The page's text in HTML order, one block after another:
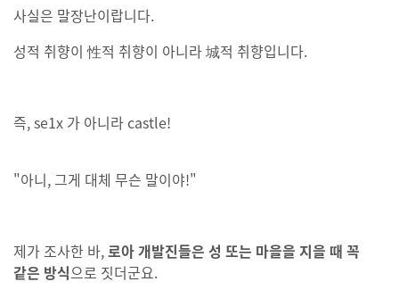
사실은 말장난이랍니다.
성적 취향이 性적 취향이 아니라 城적 취향입니다.
즉, se1x 가 아니라 castle!
"아니, 그게 대체 무슨 말이야!"
제가 조사한 바,로아 개발진들은 성 또는 마을을 지을 때 꼭
같은 방식으로 짓더군요.